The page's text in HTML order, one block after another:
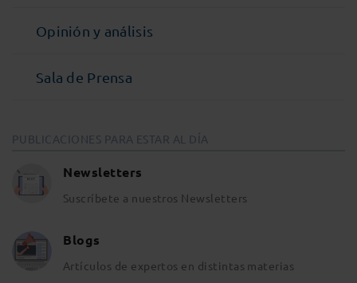
Opinión y análisis
Sala de Prensa
PUBLICACIONES PARA ESTAR AL DÍA
Newsletters
Suscríbete a nuestros Newsletters
Blogs
Artículos de expertos en distintas materias